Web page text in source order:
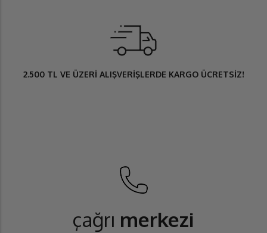
2.500 TL VE ÜZERİ ALIŞVERİŞLERDE KARGO ÜCRETSİZ!
çağrı merkezi